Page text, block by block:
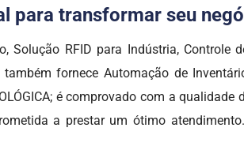
para transformar seu
Solução RFID para Indústria, Controle
fornece Automação de
é comprovado com a qualidade
a prestar um ótimo